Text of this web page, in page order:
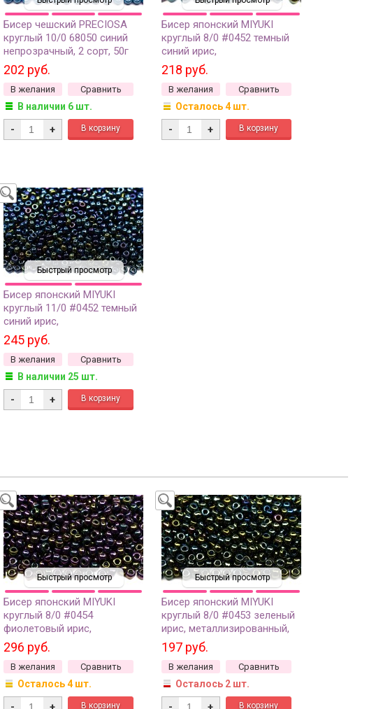
Бисер чешский PRECIOSA
круглый 10/0 68050 синий
непрозрачный, 2 сорт, 50г
202 руб.
В желания Сравнить
В наличии 6 шт.
- +
Бисер японский MIYUKI
круглый 8/0 #0452 темный
синий ирис,
металлизированный, 10
грамм
218 руб.
В желания Сравнить
Осталось 4 шт.
- +
Быстрый просмотр
Бисер японский MIYUKI
круглый 11/0 #0452 темный
синий ирис,
металлизированный, 10
грамм
245 руб.
В желания Сравнить
В наличии 25 шт.
- +
Быстрый просмотр
Бисер японский MIYUKI
круглый 8/0 #0454
фиолетовый ирис,
металлизированный, 10
грамм
296 руб.
В желания Сравнить
Осталось 4 шт.
Быстрый просмотр
Бисер японский MIYUKI
круглый 8/0 #0453 зеленый
ирис, металлизированный,
10 грамм
197 руб.
В желания Сравнить
Осталось 2 шт.